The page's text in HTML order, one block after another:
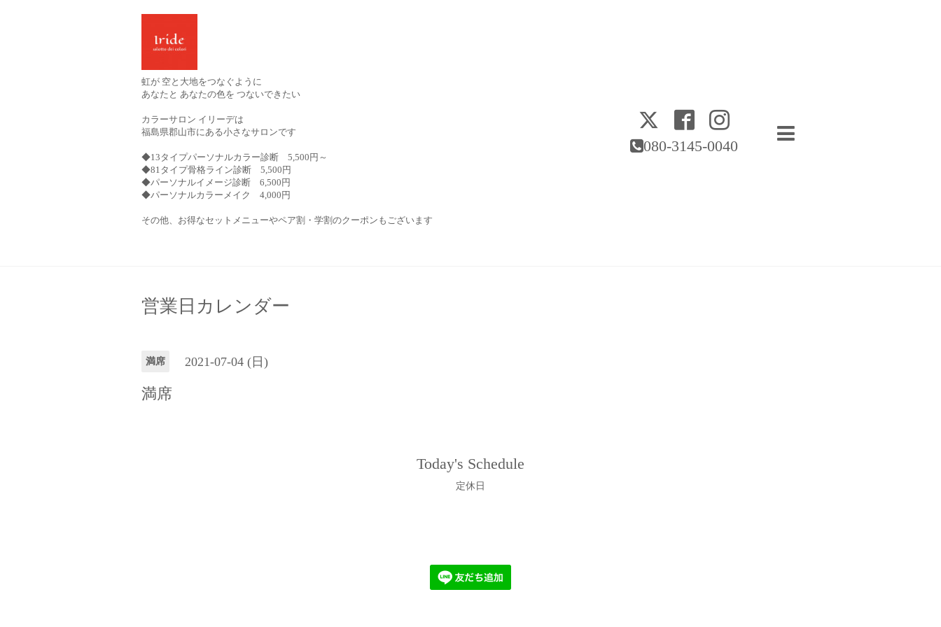
080-3145-0040
虹が 空と大地をつなぐように
あなたと あなたの色を つないできたい
カラーサロン イリーデは
福島県郡山市にある小さなサロンです
◆13タイプパーソナルカラー診断 5,500円～
◆81タイプ骨格ライン診断 5,500円
◆パーソナルイメージ診断 6,500円
◆パーソナルカラーメイク 4,000円
その他、お得なセットメニューやペア割・学割のクーポンもございます
営業日カレンダー
満席 2021-07-04 (日)
満席
Today's Schedule
定休日